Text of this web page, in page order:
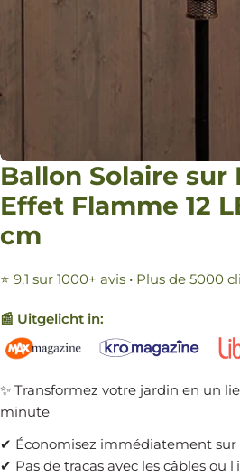
Ballon Solaire sur
Effet Flamme 12
cm
⭐ 9,1 sur 1000+ avis • Plus de 5000
📰 Uitgelicht in:
✨ Transformez votre jardin en un
minute
✔ Économisez immédiatement sur
✔ Pas de tracas avec les câbles ou